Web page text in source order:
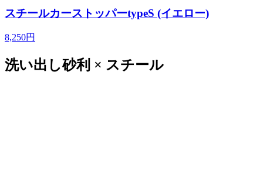
スチールカーストッパーtypeS (イエロー)
8,250円
洗い出し砂利 × スチール